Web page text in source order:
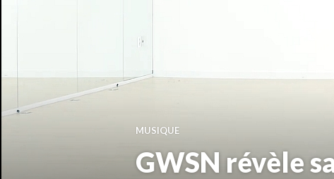
MUSIQUE
GWSN révèle